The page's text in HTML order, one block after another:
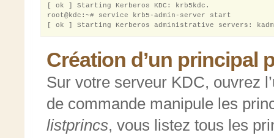
[ ok ] Starting Kerberos KDC: krb5kdc.
root@kdc:~# service krb5-admin-server start
Création d’un principal
Sur votre serveur KDC, ouvrez
de commande manipule les
listprincs, vous listez tous les